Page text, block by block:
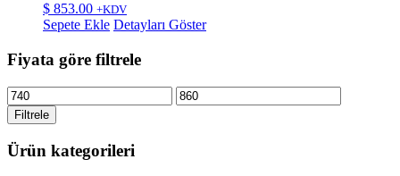
$ 853.00 +KDV
Sepete Ekle Detayları Göster
Fiyata göre filtrele
En
düşük
fiyat
En
yüksek
Filtrele
Ürün kategorileri